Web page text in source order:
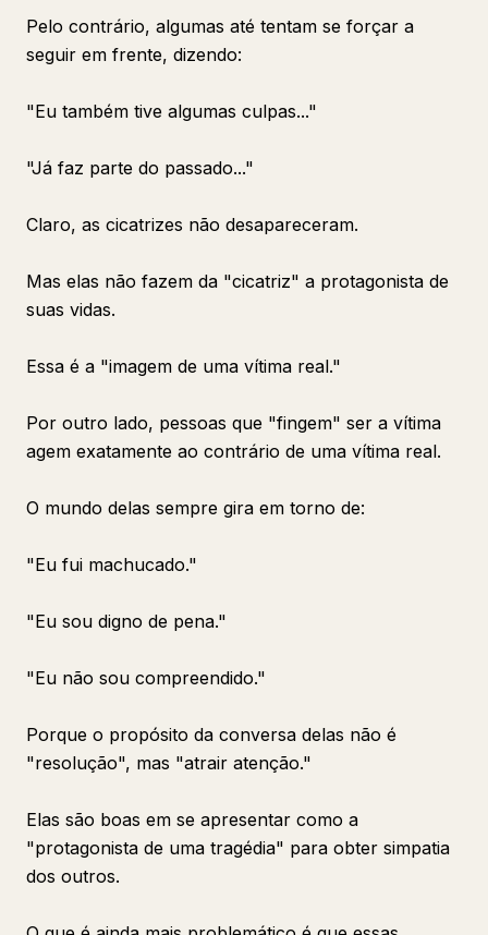
Pelo contrário, algumas até tentam se forçar a
seguir em frente, dizendo:
"Eu também tive algumas culpas..."
"Já faz parte do passado..."
Claro, as cicatrizes não desapareceram.
Mas elas não fazem da "cicatriz" a protagonista de
suas vidas.
Essa é a "imagem de uma vítima real."
Por outro lado, pessoas que "fingem" ser a vítima
agem exatamente ao contrário de uma vítima real.
O mundo delas sempre gira em torno de:
"Eu fui machucado."
"Eu sou digno de pena."
"Eu não sou compreendido."
Porque o propósito da conversa delas não é
"resolução", mas "atrair atenção."
Elas são boas em se apresentar como a
"protagonista de uma tragédia" para obter simpatia
dos outros.